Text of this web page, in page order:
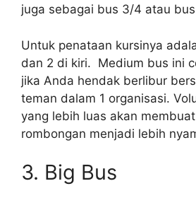
juga sebagai bus 3/4 atau
Untuk penataan kursinya
dan 2 di kiri. Medium bus ini
jika Anda hendak berlibur
teman dalam 1 organisasi.
yang lebih luas akan
rombongan menjadi lebih
3. Big Bus